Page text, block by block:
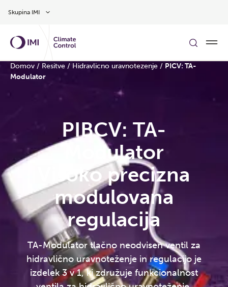
Skupina IMI
Domov / Resitve / Hidravlicno uravnotezenje / PICV: TA-
Modulator
PIBCV: TA-
Modulator
Visoko precizna
modulovana
regulacija
TA-Modulator tlačno neodvisen ventil za
hidravlično uravnoteženje in regulacijo je
izdelek 3 v 1, ki združuje funkcionalnost